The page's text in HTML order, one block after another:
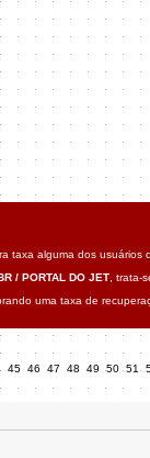
taxa alguma dos usuários
/ PORTAL DO JET, trata-
uma taxa de
45 46 47 48 49 50 51